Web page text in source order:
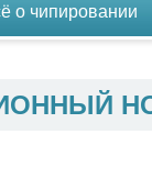
о чипировании